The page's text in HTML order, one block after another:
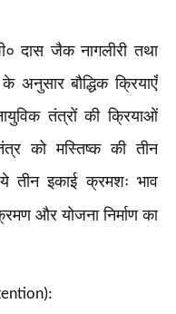
दास जैक नागलीरी तथा
अनुसार बौद्धिक क्रियाएँ
तंत्रों की क्रियाओं
को मस्तिष्क की तीन
तीन इकाई क्रमशः भाव
और योजना निर्माण का